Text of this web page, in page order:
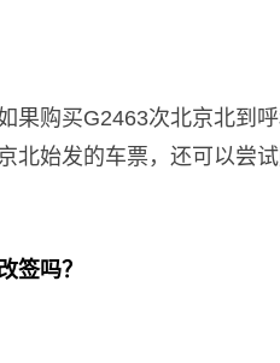
果购买G2463次北京北到
北始发的车票，还可以尝
签吗？